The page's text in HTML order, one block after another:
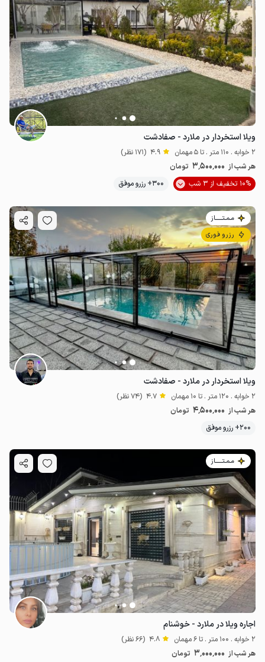
ویلا استخردار در ملارد - صفادشت
2 خوابه . 110 متر . تا 5 مهمان 4.9 (171 نظر)
هر شب از 3٬500٬000 تومان
10% تخفیف از 3 شب
300+ رزرو موفق
مـمـتــــــاز
رزرو فوری
ویلا استخردار در ملارد - صفادشت
2 خوابه . 120 متر . تا 10 مهمان 4.7 (74 نظر)
هر شب از 4٬500٬000 تومان
200+ رزرو موفق
مـمـتــــــاز
اجاره ویلا در ملارد - خوشنام
2 خوابه . 100 متر . تا 6 مهمان 4.8 (66 نظر)
هر شب از 3٬000٬000 تومان